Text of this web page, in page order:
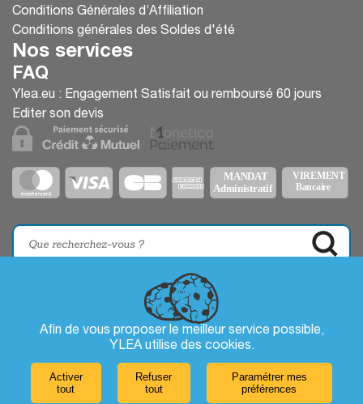
Afin de vous proposer le meilleur service possible,
YLEA utilise des cookies.
Activer
tout
Refuser
tout
Paramétrer mes
préférences
Conditions Générales d’Affiliation
Conditions générales des Soldes d'été
Nos services
FAQ
Ylea.eu : Engagement Satisfait ou remboursé 60 jours
Editer son devis